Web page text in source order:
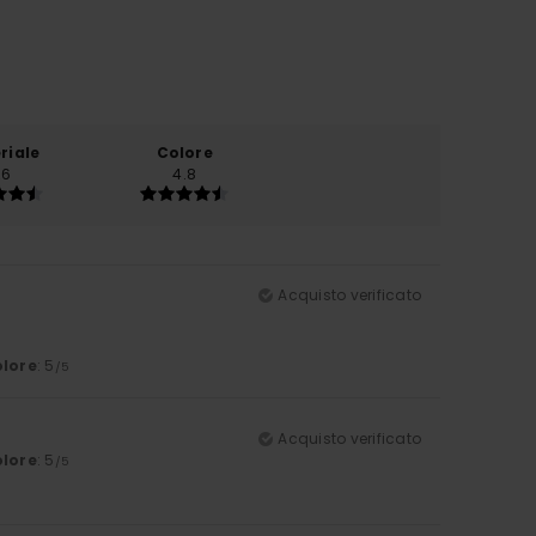
Colore
4.8
Acquisto verificato
: 5 /5
Acquisto verificato
: 5 /5